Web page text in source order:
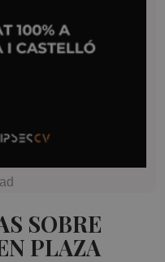
SOBRE
PLAZA